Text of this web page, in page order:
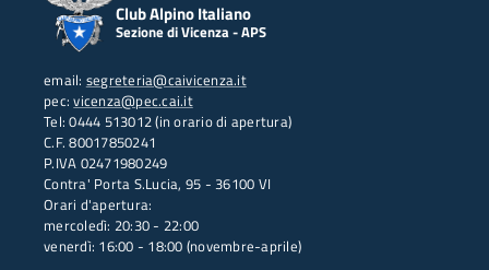
Club Alpino Italiano
Sezione di Vicenza - APS
email: segreteria@caivicenza.it
pec:vicenza@pec.cai.it
Tel: 0444 513012 (in orario di apertura)
C.F. 80017850241
P.IVA 02471980249
Contra' Porta S.Lucia, 95 - 36100 VI
Orari d'apertura:
mercoledì: 20:30 - 22:00
venerdì: 16:00 - 18:00 (novembre-aprile)